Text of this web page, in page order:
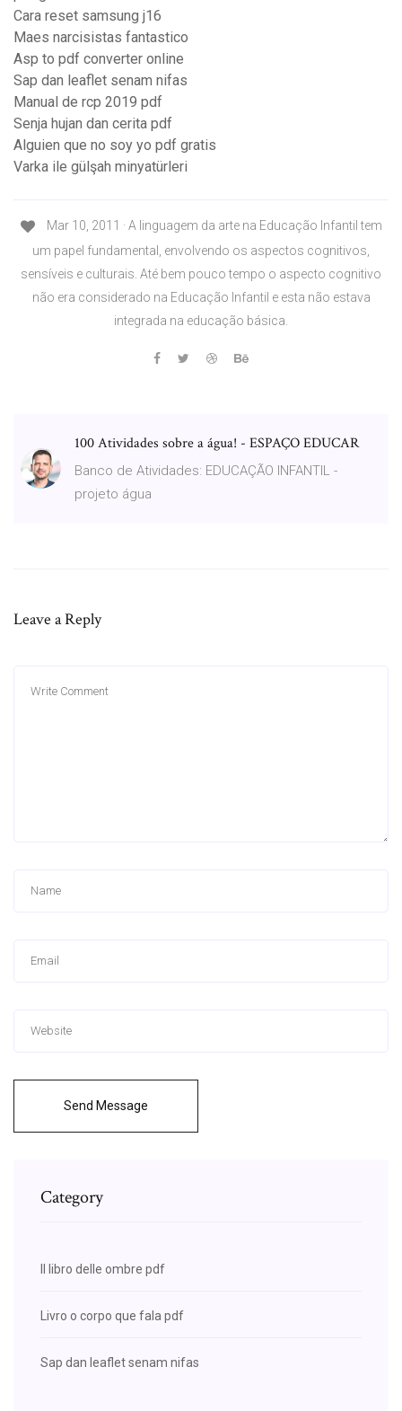
Cara reset samsung j16
Maes narcisistas fantastico
Asp to pdf converter online
Sap dan leaflet senam nifas
Manual de rcp 2019 pdf
Senja hujan dan cerita pdf
Alguien que no soy yo pdf gratis
Varka ile gülşah minyatürleri
Mar 10, 2011 · A linguagem da arte na Educação Infantil tem
um papel fundamental, envolvendo os aspectos cognitivos,
sensíveis e culturais. Até bem pouco tempo o aspecto cognitivo
não era considerado na Educação Infantil e esta não estava
integrada na educação básica.
100 Atividades sobre a água! - ESPAÇO EDUCAR
Banco de Atividades: EDUCAÇÃO INFANTIL -
projeto água
Leave a Reply
Send Message
Category
Il libro delle ombre pdf
Livro o corpo que fala pdf
Sap dan leaflet senam nifas